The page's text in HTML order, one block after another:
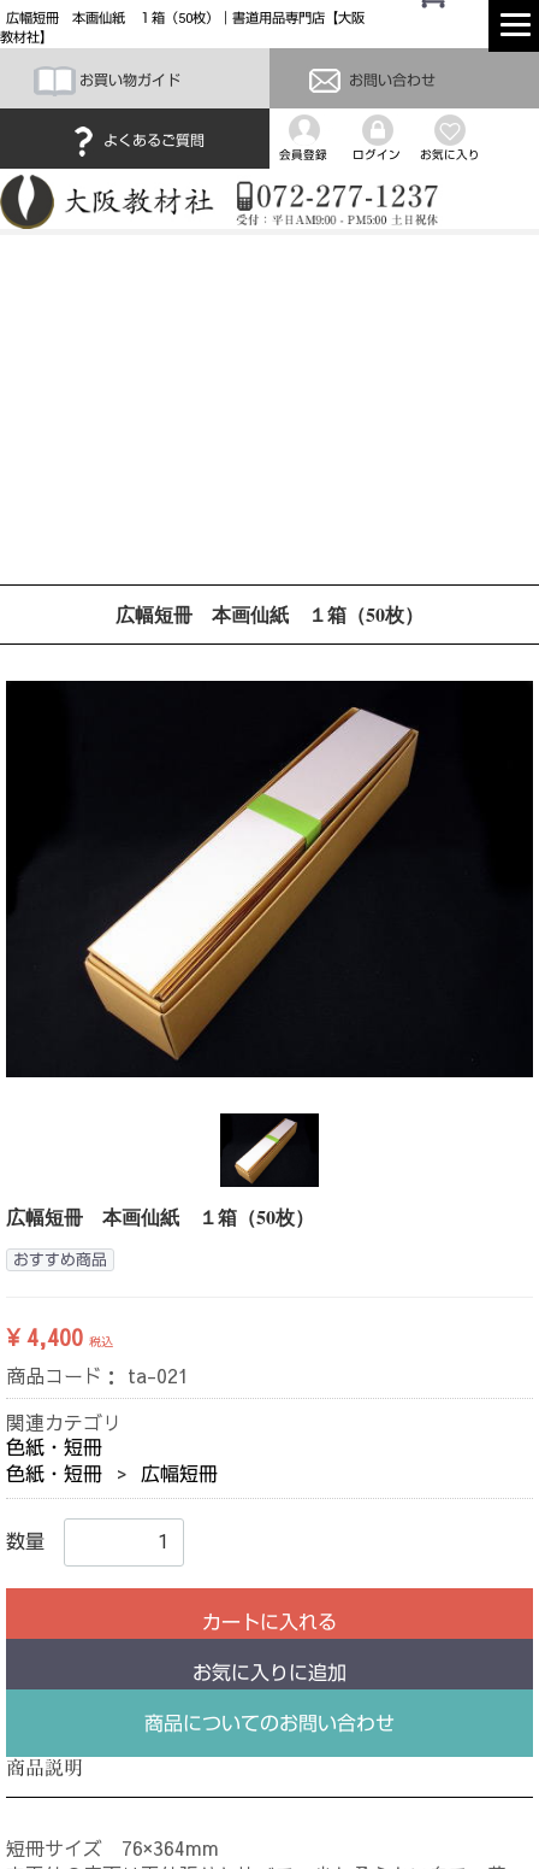
広幅短冊 本画仙紙 １箱（50枚）｜書道用品専門店【大阪
教材社】
お買い物ガイド お問い合わせ
よくあるご質問
会員登録 ログイン お気に入り
広幅短冊 本画仙紙 １箱（50枚）
広幅短冊 本画仙紙 １箱（50枚）
おすすめ商品
¥ 4,400 税込
商品コード： ta-021
関連カテゴリ
色紙・短冊
色紙・短冊
広幅短冊
数量
カートに入れる
お気に入りに追加
商品についてのお問い合わせ
商品説明
短冊サイズ 76×364mm